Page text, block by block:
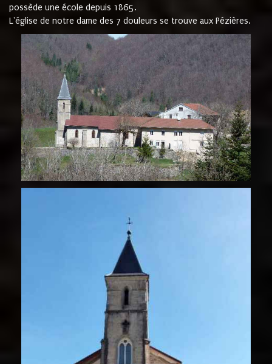
possède une école depuis 1865.
L'église de notre dame des 7 douleurs se trouve aux Pézières.